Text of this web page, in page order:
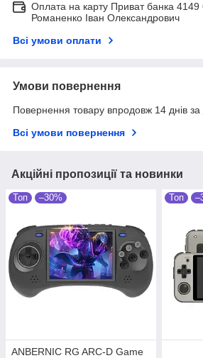
Оплата на карту Приват банка
Романенко Іван Олександрович
Всі умови оплати
Умови повернення
Повернення товару впродовж 14 днів
Всі умови повернення
Акційні пропозиції та новинки
Топ –30%
ANBERNIC RG ARC-D Game
Топ